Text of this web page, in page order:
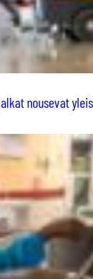
nousevat